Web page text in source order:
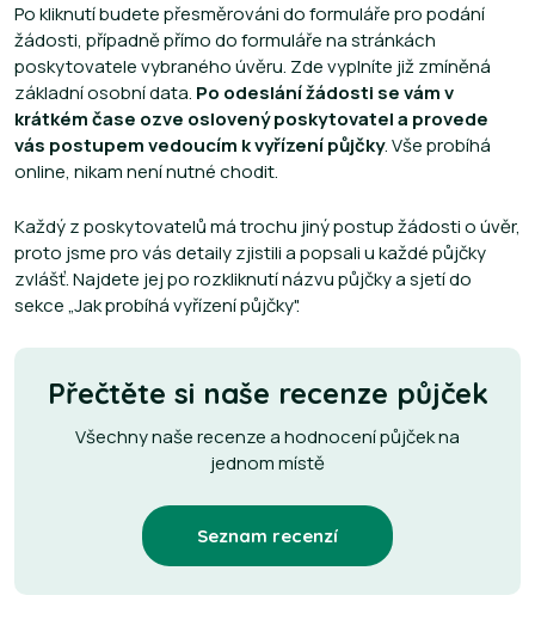
Po kliknutí budete přesměrováni do formuláře pro podání
žádosti, případně přímo do formuláře na stránkách
poskytovatele vybraného úvěru. Zde vyplníte již zmíněná
základní osobní data. Po odeslání žádosti se vám v
krátkém čase ozve oslovený poskytovatel a provede
vás postupem vedoucím k vyřízení půjčky. Vše probíhá
online, nikam není nutné chodit.
Každý z poskytovatelů má trochu jiný postup žádosti o úvěr,
proto jsme pro vás detaily zjistili a popsali u každé půjčky
zvlášť. Najdete jej po rozkliknutí názvu půjčky a sjetí do
sekce „Jak probíhá vyřízení půjčky".
Přečtěte si naše recenze půjček
Všechny naše recenze a hodnocení půjček na
jednom místě
Seznam recenzí